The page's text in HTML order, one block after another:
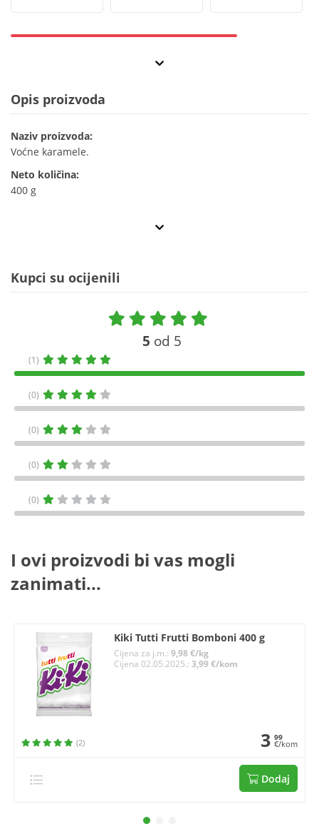
Opis proizvoda
Naziv proizvoda:
Voćne karamele.
Neto količina:
400 g
Kupci su ocijenili
5 od 5
(1)
(0)
(0)
(0)
(0)
I ovi proizvodi bi vas mogli
zanimati...
Kiki Tutti Frutti Bomboni 400 g
Cijena za j.m.:9,98 €/kg
Cijena 02.05.2025.:3,99 €/kom
(2) 3 99
€/kom
Dodaj